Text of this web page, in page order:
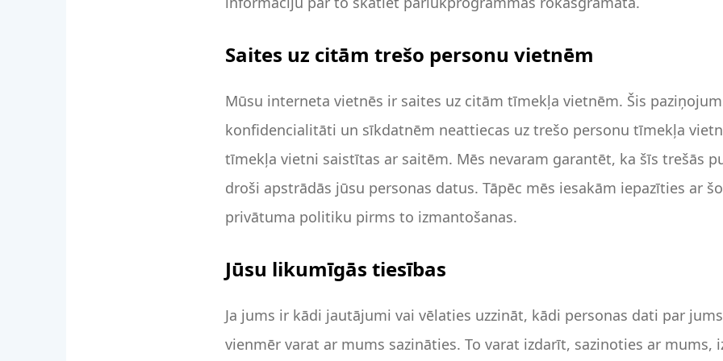
Saites uz citām trešo personu vietnēm
Mūsu interneta vietnēs ir saites uz citām tīmekļa vietnēm. Šis
konfidencialitāti un sīkdatnēm neattiecas uz trešo personu tīmekļa
tīmekļa vietni saistītas ar saitēm. Mēs nevaram garantēt, ka šīs trešās
droši apstrādās jūsu personas datus. Tāpēc mēs iesakām iepazīties ar
privātuma politiku pirms to izmantošanas.
Jūsu likumīgās tiesības
Ja jums ir kādi jautājumi vai vēlaties uzzināt, kādi personas dati par
vienmēr varat ar mums sazināties. To varat izdarīt, sazinoties ar mums,